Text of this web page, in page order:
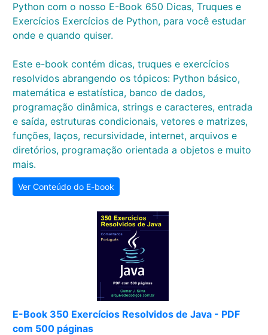
Python com o nosso E-Book 650 Dicas, Truques e
Exercícios Exercícios de Python, para você estudar
onde e quando quiser.
Este e-book contém dicas, truques e exercícios
resolvidos abrangendo os tópicos: Python básico,
matemática e estatística, banco de dados,
programação dinâmica, strings e caracteres, entrada
e saída, estruturas condicionais, vetores e matrizes,
funções, laços, recursividade, internet, arquivos e
diretórios, programação orientada a objetos e muito
mais.
Ver Conteúdo do E-book
E-Book 350 Exercícios Resolvidos de Java - PDF
com 500 páginas